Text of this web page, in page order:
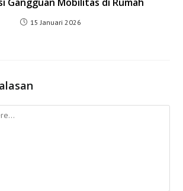
15 Januari 2026